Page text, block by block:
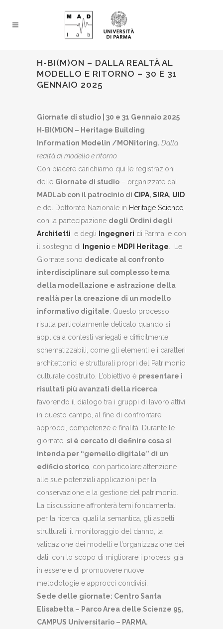
H-BI(M)ON – DALLA REALTÀ AL
MODELLO E RITORNO – 30 E 31
GENNAIO 2025
Giornate di studio | 30 e 31 Gennaio 2025
H-BI(M)ON – Heritage Building
Information Modelin /MONitoring. Dalla
realtà al modello e ritorno
Con piacere carichiamo qui le registrazioni
delle Giornate di studio – organizzate dal
MADLab con il patrocinio di CIPA, SIRA, UID
e del Dottorato Nazionale in Heritage Science
con la partecipazione degli Ordini degli
Architetti e degli Ingegneri di Parma, e con
il sostegno di
Ingenioe MDPI Heritage . Le
Giornate sono dedicate al confronto
interdisciplinare sul complesso tema
della modellazione e astrazione della
realtà per la creazione di un modello
informativo digitale . Questo processo
risulta particolarmente delicato quando si
applica a contesti variegati e difficilmente
schematizzabili, come gli elementi e i caratteri
architettonici e strutturali propri del Patrimonio
culturale costruito.
L’obiettivo è presentare i
risultati più avanzati della ricerca
favorendo il dialogo tra i gruppi di lavoro attivi
in questo campo, al fine di confrontare
approcci, competenze e finalità. Durante le
giornate, si è cercato di definire cosa si
intenda per “gemello digitale” di un
edificio storico , con particolare attenzione
alle sue potenziali applicazioni per la
conservazione e la gestione del patrimonio.
La discussione affronterà temi fondamentali
per la ricerca, quali la semantica, gli aspetti
strutturali, il monitoraggio del danno, la
validazione dei modelli e l’organizzazione dei
dati, con
lo scopo di migliorare i processi già
in essere e di promuovere nuove
metodologie e approcci condivisi.
Sede delle giornate: Centro Santa
Elisabetta – Parco Area delle Scienze 95,
CAMPUS Universitario – PARMA.